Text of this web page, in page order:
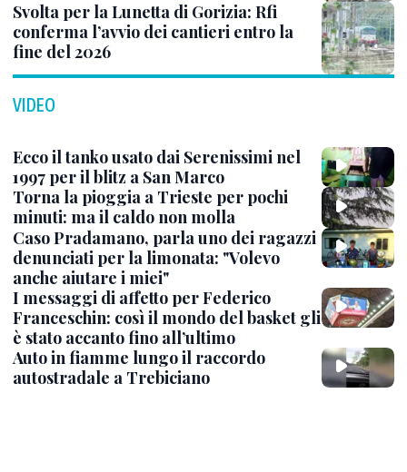
Svolta per la Lunetta di Gorizia: Rfi
conferma l’avvio dei cantieri entro la
fine del 2026
VIDEO
Ecco il tanko usato dai Serenissimi nel
1997 per il blitz a San Marco
Torna la pioggia a Trieste per pochi
minuti: ma il caldo non molla
Caso Pradamano, parla uno dei ragazzi
denunciati per la limonata: "Volevo
anche aiutare i miei"
I messaggi di affetto per Federico
Franceschin: così il mondo del basket gli
è stato accanto fino all’ultimo
Auto in fiamme lungo il raccordo
autostradale a Trebiciano